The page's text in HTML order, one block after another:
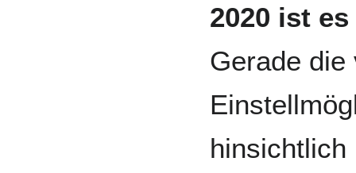
2020 ist
Gerade die
hinsichtlich